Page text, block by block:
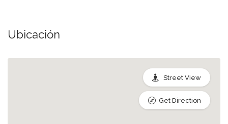
Ubicación
Street View
Get Direction